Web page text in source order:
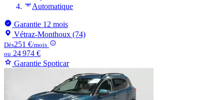
Automatique
Garantie 12 mois
Vétraz-Monthoux (74)
Dès251 €/mois
ou 24 974 €
Garantie Spoticar